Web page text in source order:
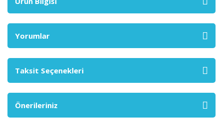
Yorumlar
Taksit Seçenekleri
Önerileriniz